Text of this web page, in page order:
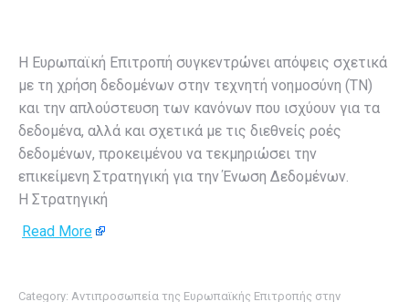
Η Ευρωπαϊκή Επιτροπή συγκεντρώνει απόψεις σχετικά
με τη χρήση δεδομένων στην τεχνητή νοημοσύνη (ΤΝ)
και την απλούστευση των κανόνων που ισχύουν για τα
δεδομένα, αλλά και σχετικά με τις διεθνείς ροές
δεδομένων, προκειμένου να τεκμηριώσει την
επικείμενη Στρατηγική για την Ένωση Δεδομένων.
Η Στρατηγική
Read More
Category: Αντιπροσωπεία της Ευρωπαϊκής Επιτροπής στην